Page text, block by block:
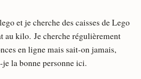
et je cherche des caisses de Lego
au kilo. Je cherche régulièrement
en ligne mais sait-on jamais,
la bonne personne ici.